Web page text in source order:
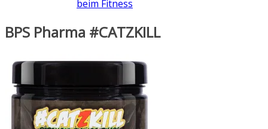
beim Fitness
BPS Pharma #CATZKILL